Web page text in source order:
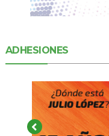
ADHESIONES